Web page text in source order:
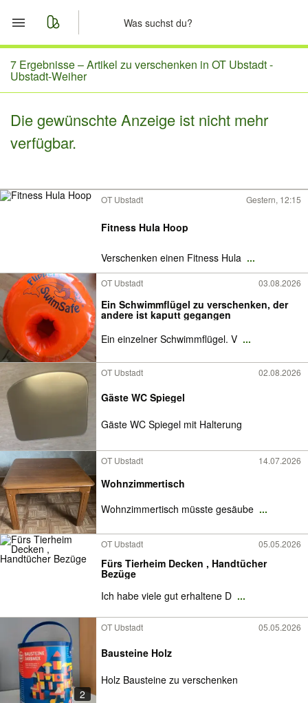
Start
Merkliste
Nachrichten
7 Ergebnisse –Artikel zu verschenken in OT Ubstadt -
Ubstadt-Weiher
Die gewünschte Anzeige ist nicht mehr
verfügbar.
OT Ubstadt Gestern, 12:15
Fitness Hula Hoop
Verschenken einen Fitness Hula ...
OT Ubstadt 03.08.2026
Ein Schwimmflügel zu verschenken, der
andere ist kaputt gegangen
Ein einzelner Schwimmflügel. V ...
OT Ubstadt 02.08.2026
Gäste WC Spiegel
Gäste WC Spiegel mit Halterung
OT Ubstadt 14.07.2026
Wohnzimmertisch
Wohnzimmertisch müsste gesäube ...
OT Ubstadt 05.05.2026
Fürs Tierheim Decken , Handtücher
Bezüge
Ich habe viele gut erhaltene D ...
2
OT Ubstadt 05.05.2026
Bausteine Holz
Holz Bausteine zu verschenken